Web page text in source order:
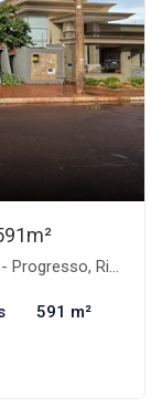
Rio Brilhante-MS
591 m²